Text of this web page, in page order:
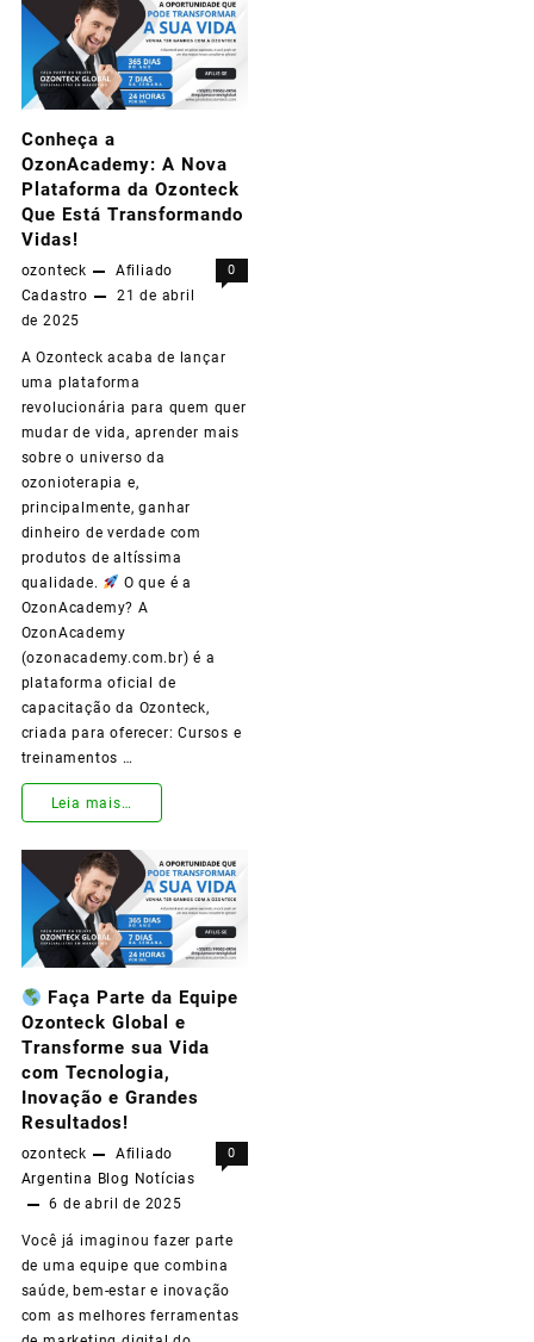
Dinheiro
Todos
Dias
com
a
Usando
o
Seu
Celular!
Conheça a
OzonAcademy: A Nova
Plataforma da Ozonteck
Que Está Transformando
Vidas!
ozonteck
Afiliado
Cadastro
21 de abril
de 2025
0
A Ozonteck acaba de lançar
uma plataforma
revolucionária para quem quer
mudar de vida, aprender mais
sobre o universo da
ozonioterapia e,
principalmente, ganhar
dinheiro de verdade com
produtos de altíssima
qualidade.
O que é a
OzonAcademy? A
OzonAcademy
(ozonacademy.com.br) é a
plataforma oficial de
capacitação da Ozonteck,
criada para oferecer: Cursos e
treinamentos …
Conheça
OzonAcademy:
Plataforma
Ozonteck
Que
Está
Transformando
Vidas!
Leia mais…
Faça Parte da Equipe
Ozonteck Global e
Transforme sua Vida
com Tecnologia,
Inovação e Grandes
Resultados!
ozonteck
Afiliado
Argentina Blog Notícias
6 de abril de 2025
0
Você já imaginou fazer parte
de uma equipe que combina
saúde, bem-estar e inovação
com as melhores ferramentas